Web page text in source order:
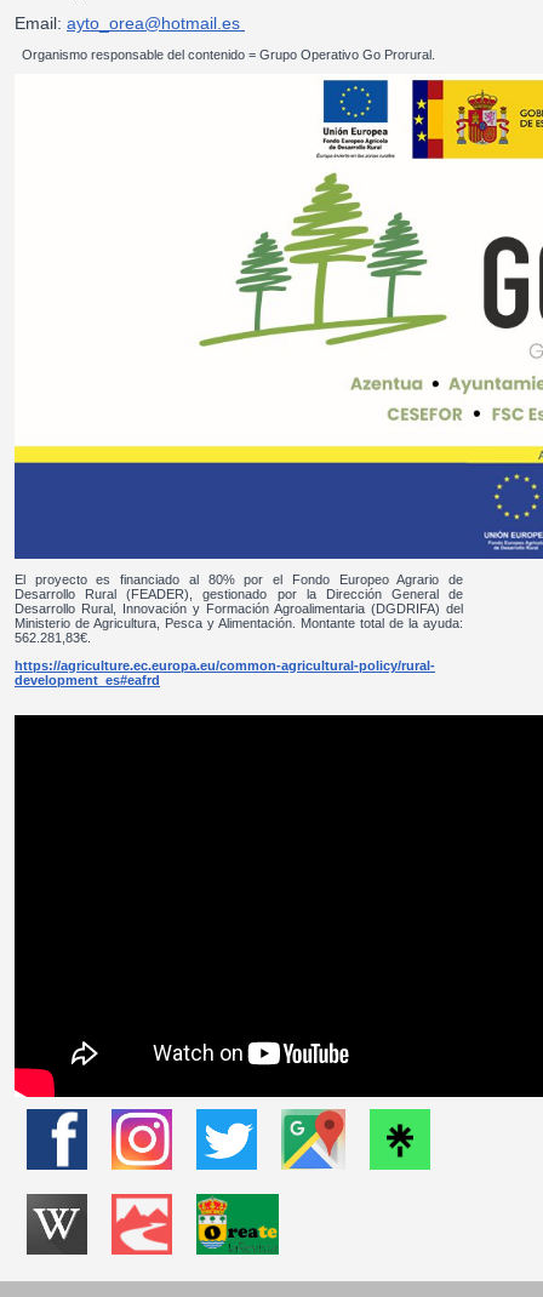
Email: ayto_orea@hotmail.es
Organismo responsable del contenido = Grupo Operativo Go Prorural.
El proyecto es financiado al 80% por el Fondo Europeo Agrario de
Desarrollo Rural (FEADER), gestionado por la Dirección General de
Desarrollo Rural, Innovación y Formación Agroalimentaria (DGDRIFA) del
Ministerio de Agricultura, Pesca y Alimentación. Montante total de la ayuda:
562.281,83€.
https://agriculture.ec.europa.eu/common-agricultural-policy/rural-
development_es#eafrd